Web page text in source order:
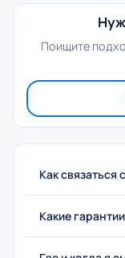
Поищите
Как связаться
Какие